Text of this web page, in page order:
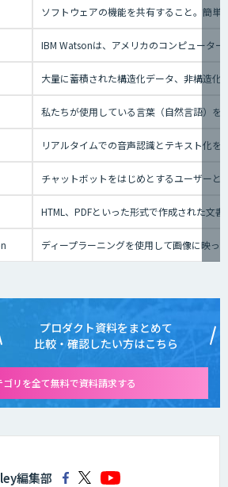
ソフトウェアの機能を共有すること。簡単
IBM Watsonは、アメリカのコンピュータ
大量に蓄積された構造化データ、非構造
私たちが使用している言葉（自然言語）を
リアルタイムでの音声認識とテキスト化
チャットボットをはじめとするユーザー
HTML、PDFといった形式で作成された文
ディープラーニングを使用して画像に映っ
プロダクト資料をまとめて
比較・確認したい方はこちら
ゴリを全て無料で資料請求する
編集部